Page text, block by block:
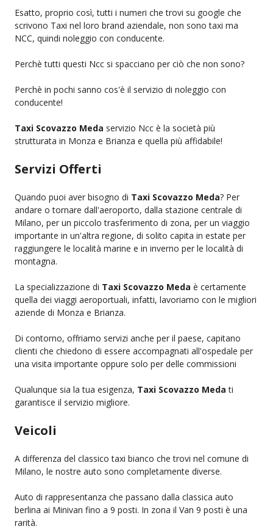
Esatto, proprio così, tutti i numeri che trovi su google che
scrivono Taxi nel loro brand aziendale, non sono taxi ma
NCC, quindi noleggio con conducente.
Perchè tutti questi Ncc si spacciano per ciò che non sono?
Perchè in pochi sanno cos'è il servizio di noleggio con
conducente!
Taxi Scovazzo Meda servizio Ncc è la società più
strutturata in Monza e Brianza e quella più affidabile!
Servizi Offerti
Quando puoi aver bisogno di Taxi Scovazzo Meda? Per
andare o tornare dall'aeroporto, dalla stazione centrale di
Milano, per un piccolo trasferimento di zona, per un viaggio
importante in un'altra regione, di solito capita in estate per
raggiungere le località marine e in inverno per le località di
montagna.
La specializzazione di Taxi Scovazzo Meda è certamente
quella dei viaggi aeroportuali, infatti, lavoriamo con le migliori
aziende di Monza e Brianza.
Di contorno, offriamo servizi anche per il paese, capitano
clienti che chiedono di essere accompagnati all'ospedale per
una visita importante oppure solo per delle commissioni
Qualunque sia la tua esigenza, Taxi Scovazzo Meda ti
garantisce il servizio migliore.
Veicoli
A differenza del classico taxi bianco che trovi nel comune di
Milano, le nostre auto sono completamente diverse.
Auto di rappresentanza che passano dalla classica auto
berlina ai Minivan fino a 9 posti. In zona il Van 9 posti è una
rarità.